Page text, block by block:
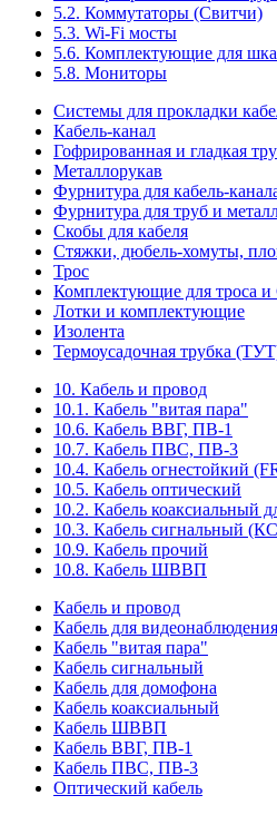
5.2. Коммутаторы (Свитчи)
5.3. Wi-Fi мосты
5.6. Комплектующие для
5.8. Мониторы
Системы для прокладки
Кабель-канал
Гофрированная и гладкая
Металлорукав
Фурнитура для кабель-
Фурнитура для труб и
Скобы для кабеля
Стяжки, дюбель-хомуты,
Трос
Комплектующие для троса
Лотки и комплектующие
Изолента
Термоусадочная трубка
10. Кабель и провод
10.1. Кабель "витая пара"
10.6. Кабель ВВГ, ПВ-1
10.7. Кабель ПВС, ПВ-3
10.4. Кабель огнестойкий
10.5. Кабель оптический
10.2. Кабель коаксиальный
10.3. Кабель сигнальный
10.9. Кабель прочий
10.8. Кабель ШВВП
Кабель и провод
Кабель для видеонаблюдения
Кабель "витая пара"
Кабель сигнальный
Кабель для домофона
Кабель коаксиальный
Кабель ШВВП
Кабель ВВГ, ПВ-1
Кабель ПВС, ПВ-3
Оптический кабель